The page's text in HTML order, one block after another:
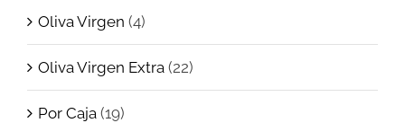
Oliva Virgen (4)
Oliva Virgen Extra (22)
Por Caja (19)